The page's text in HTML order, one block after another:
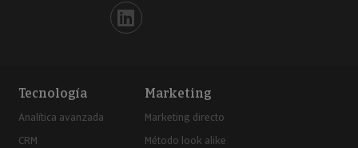
Iberinform en Linkedin
Tecnología
Analítica avanzada
CRM
Marketing
Marketing directo
Método look alike